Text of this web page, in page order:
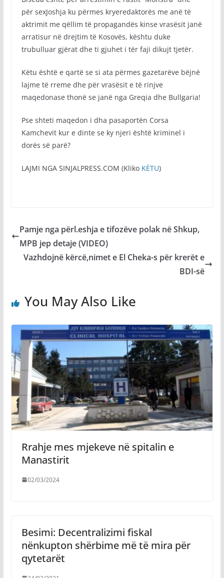
për sexJoshja ku përmes kryeredaktorës me anë të
aktrimit me qëllim të propagandës kinse vrasësit janë
arratisur në drejtim të Kosovës, kështu duke
trubulluar gjërat dhe ti gjuhet i tër faji dikujt tjetër.
Këtu është e qartë se si ata përmes gazetarëve bëjnë
lajme të rreme dhe për vrasësit e të rinjve
maqedonase thonë se janë nga Greqia dhe Bullgaria!
Pse shteti maqedon i dha pasaportën Corsa
Kamchevit kur e dinte se ky njeri është kriminel i
dorës së parë?
LAJMI NGA SINJALPRESS.COM (Kliko KËTU)
Pamje nga përl.eshja e tifozëve polak në Shkup,
MPB jep detaje (VIDEO)
Vazhdojnë kërcë,nimet e El Cheka-s për krerët e
BDI-së
You May Also Like
Rrahje mes mjekeve në spitalin e
Manastirit
02/03/2024
Besimi: Decentralizimi fiskal
nënkupton shërbime më të mira për
qytetarët